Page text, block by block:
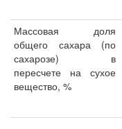
Массовая доля
общего сахара (по
сахарозе) в
пересчете на сухое
вещество, %